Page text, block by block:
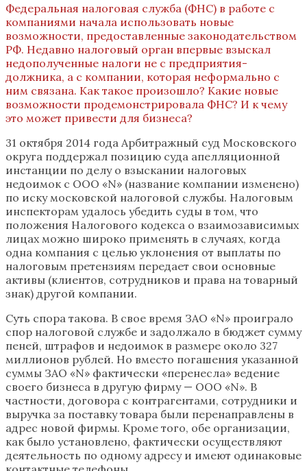
Федеральная налоговая служба (ФНС) в работе с
компаниями начала использовать новые
возможности, предоставленные законодательством
РФ. Недавно налоговый орган впервые взыскал
недополученные налоги не с предприятия-
должника, а с компании, которая неформально с
ним связана. Как такое произошло? Какие новые
возможности продемонстрировала ФНС? И к чему
это может привести для бизнеса?
31 октября 2014 года Арбитражный суд Московского
округа поддержал позицию суда апелляционной
инстанции по делу о взыскании налоговых
недоимок с ООО «N» (название компании изменено)
по иску московской налоговой службы. Налоговым
инспекторам удалось убедить суды в том, что
положения Налогового кодекса о взаимозависимых
лицах можно широко применять в случаях, когда
одна компания с целью уклонения от выплаты по
налоговым претензиям передает свои основные
активы (клиентов, сотрудников и права на товарный
знак) другой компании.
Суть спора такова. В свое время ЗАО «N» проиграло
спор налоговой службе и задолжало в бюджет сумму
пеней, штрафов и недоимок в размере около 327
миллионов рублей. Но вместо погашения указанной
суммы ЗАО «N» фактически «перенесла» ведение
своего бизнеса в другую фирму — ООО «N». В
частности, договора с контрагентами, сотрудники и
выручка за поставку товара были перенаправлены в
адрес новой фирмы. Кроме того, обе организации,
как было установлено, фактически осуществляют
деятельность по одному адресу и имеют одинаковые